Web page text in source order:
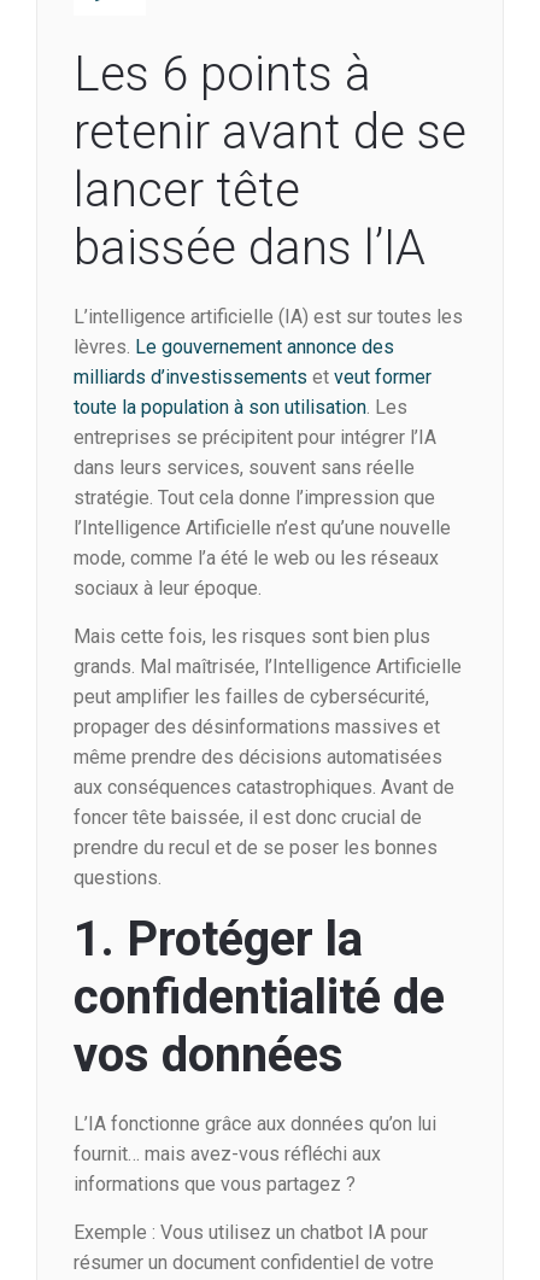
Les 6 points à
retenir avant de se
lancer tête
baissée dans l’IA
L’intelligence artificielle (IA) est sur toutes les
lèvres. Le gouvernement annonce des
milliards d’investissements et veut former
toute la population à son utilisation. Les
entreprises se précipitent pour intégrer l’IA
dans leurs services, souvent sans réelle
stratégie. Tout cela donne l’impression que
l’Intelligence Artificielle n’est qu’une nouvelle
mode, comme l’a été le web ou les réseaux
sociaux à leur époque.
Mais cette fois, les risques sont bien plus
grands. Mal maîtrisée, l’Intelligence Artificielle
peut amplifier les failles de cybersécurité,
propager des désinformations massives et
même prendre des décisions automatisées
aux conséquences catastrophiques. Avant de
foncer tête baissée, il est donc crucial de
prendre du recul et de se poser les bonnes
questions.
1. Protéger la
confidentialité de
vos données
L’IA fonctionne grâce aux données qu’on lui
fournit… mais avez-vous réfléchi aux
informations que vous partagez ?
Exemple : Vous utilisez un chatbot IA pour
résumer un document confidentiel de votre